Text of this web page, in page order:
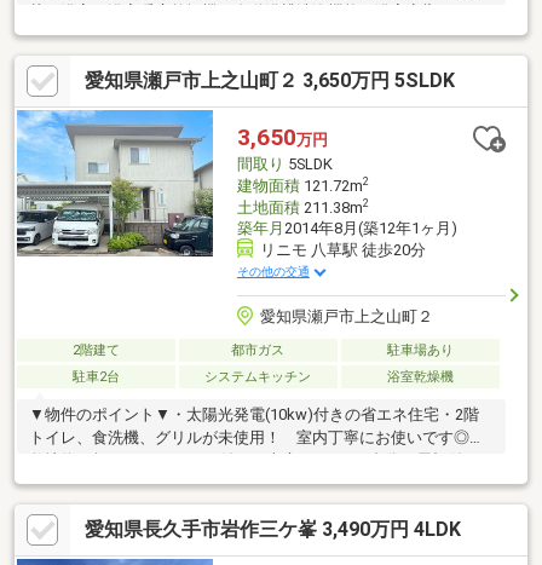
載！浴室：浴室暖房乾燥機、自動浴槽洗浄機能、浴室音響システ
ム、人造大理石バスタブ玄関：タッチキー、カードキーキッチ
ン：人造大理石キッチン、対面システムキッチン、食器洗乾燥機
リビング：床暖房＊＊ぜひ、お気軽にお問合せください＊＊※そ
の他法令：都市再生特別措置法、地区計画による制限(A地区)※市
街化調整区域のため、原則建物の建築はできませんが、開発許可
による分譲地のため住宅の再建築が可能です。
愛知県瀬戸市上之山町２ 3,650万円 5SLDK
3,650万円
間取り 5SLDK
建物面積121.72m2
土地面積211.38m2
築年月 2014年8月(築12年1ヶ月)
リニモ 八草駅 徒歩20分
その他の交通
愛知県瀬戸市上之山町２
2階建て 都市ガス
駐車場あり
駐車2台
システムキッチン 浴室乾燥機
▼物件のポイント▼・太陽光発電(10kw)付きの省エネ住宅・2階
トイレ、食洗機、グリルが未使用！ 室内丁寧にお使いです◎・
駐車場・備え付けのカップボード・1階洋室は琉球畳敷・ロフトあ
り▼立地のポイント▼・愛環鉄道、リニモ「八草」駅までバス1本
でアクセス可能なエリア・国道155号線近く 西三河方面や春日
井方面など多方面へアクセス良好・目の前に公園あり◎※市街化
愛知県長久手市岩作三ケ峯 3,490万円 4LDK